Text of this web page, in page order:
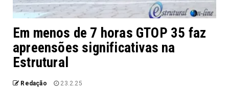
Em menos de 7 horas GTOP 35 faz
apreensões significativas na
Estrutural
Redação 23.2.25